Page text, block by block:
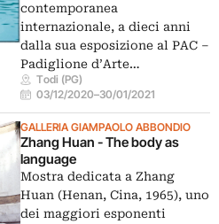
contemporanea
internazionale, a dieci anni
dalla sua esposizione al PAC –
Padiglione d’Arte…
Todi (PG)
03/12/2020–30/01/2021
GALLERIA GIAMPAOLO ABBONDIO
Zhang Huan - The body as
language
Mostra dedicata a Zhang
Huan (Henan, Cina, 1965), uno
dei maggiori esponenti